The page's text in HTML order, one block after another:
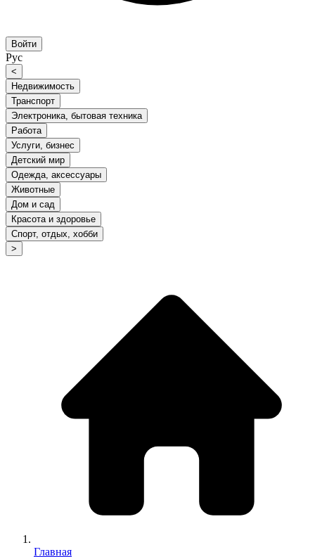
Войти
Рус
<
Недвижимость
Транспорт
Электроника, бытовая техника
Работа
Услуги, бизнес
Детский мир
Одежда, аксессуары
Животные
Дом и сад
Красота и здоровье
Спорт, отдых, хобби
>
Главная